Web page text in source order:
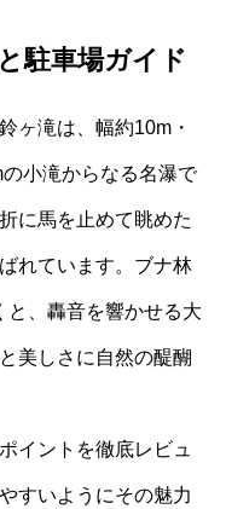
駐車場ガイド
ヶ滝は、幅約10m・
小滝からなる名瀑で
に馬を止めて眺めた
れています。ブナ林
と、轟音を響かせる大
美しさに自然の醍醐
イントを徹底レビュ
すいようにその魅力